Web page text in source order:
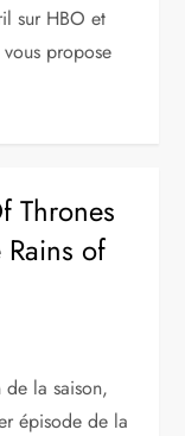
sur HBO et
propose
Thrones
of
la saison,
épisode de la